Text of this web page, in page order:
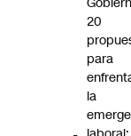
20
para
la